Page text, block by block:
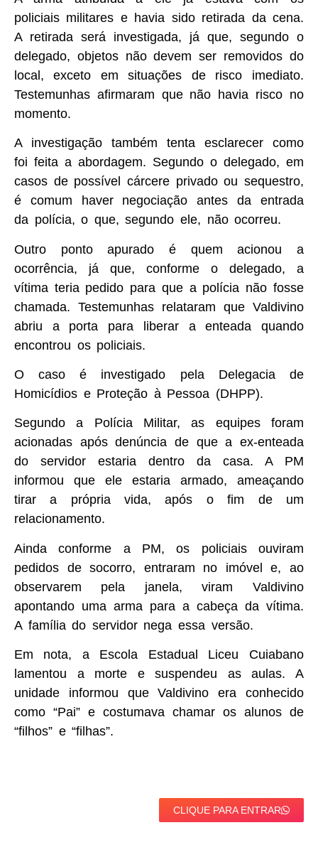
policiais militares e havia sido retirada da cena.
A retirada será investigada, já que, segundo o
delegado, objetos não devem ser removidos do
local, exceto em situações de risco imediato.
Testemunhas afirmaram que não havia risco no
momento.
A investigação também tenta esclarecer como
foi feita a abordagem. Segundo o delegado, em
casos de possível cárcere privado ou sequestro,
é comum haver negociação antes da entrada
da polícia, o que, segundo ele, não ocorreu.
Outro ponto apurado é quem acionou a
ocorrência, já que, conforme o delegado, a
vítima teria pedido para que a polícia não fosse
chamada. Testemunhas relataram que Valdivino
abriu a porta para liberar a enteada quando
encontrou os policiais.
O caso é investigado pela Delegacia de
Homicídios e Proteção à Pessoa (DHPP).
Segundo a Polícia Militar, as equipes foram
acionadas após denúncia de que a ex-enteada
do servidor estaria dentro da casa. A PM
informou que ele estaria armado, ameaçando
tirar a própria vida, após o fim de um
relacionamento.
Ainda conforme a PM, os policiais ouviram
pedidos de socorro, entraram no imóvel e, ao
observarem pela janela, viram Valdivino
apontando uma arma para a cabeça da vítima.
A família do servidor nega essa versão.
Em nota, a Escola Estadual Liceu Cuiabano
lamentou a morte e suspendeu as aulas. A
unidade informou que Valdivino era conhecido
como “Pai” e costumava chamar os alunos de
“filhos” e “filhas”.
CLIQUE PARA ENTRAR